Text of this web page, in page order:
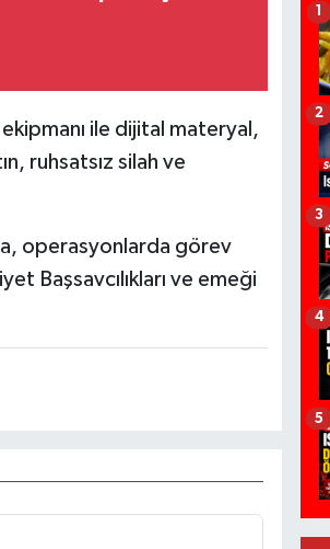
ile dijital materyal,
ruhsatsız silah ve
operasyonlarda görev
Başsavcılıkları ve emeği
1
2
3
4
5